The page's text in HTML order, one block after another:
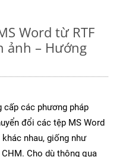
Word từ RTF
ảnh – Hướng
cấp các phương pháp
đổi các tệp MS Word
nhau, giống như
Cho dù thông qua